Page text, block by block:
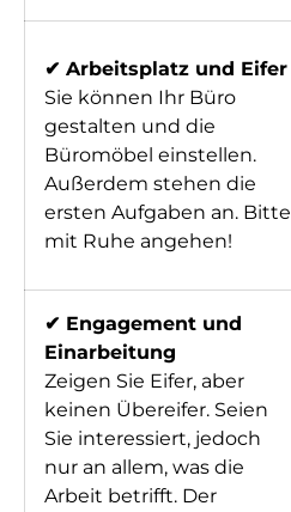
✔ Arbeitsplatz und Eifer
Sie können Ihr Büro
gestalten und die
Büromöbel einstellen.
Außerdem stehen die
ersten Aufgaben an. Bitte
mit Ruhe angehen!
✔ Engagement und
Einarbeitung
Zeigen Sie Eifer, aber
keinen Übereifer. Seien
Sie interessiert, jedoch
nur an allem, was die
Arbeit betrifft. Der